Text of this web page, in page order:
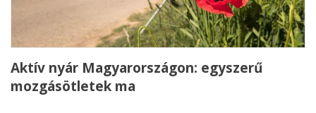
Aktív nyár Magyarországon: egyszerű
mozgásötletek ma